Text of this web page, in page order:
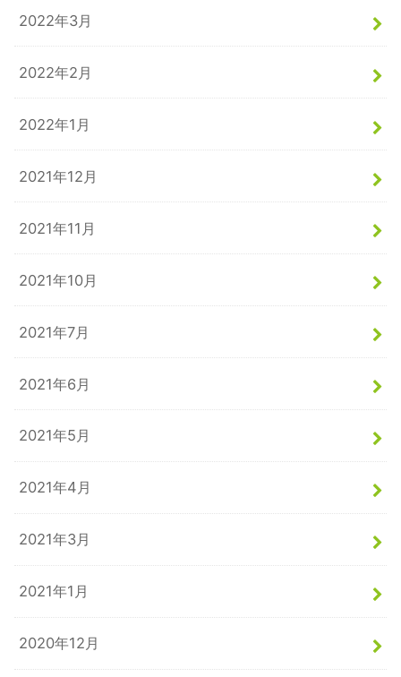
2022年3月
2022年2月
2022年1月
2021年12月
2021年11月
2021年10月
2021年7月
2021年6月
2021年5月
2021年4月
2021年3月
2021年1月
2020年12月